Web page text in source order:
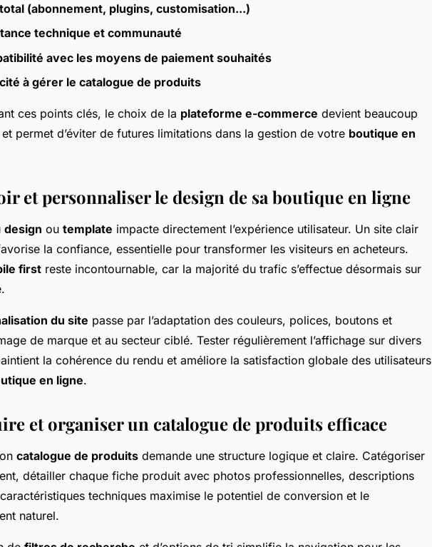
total (abonnement, plugins, customisation...)
technique et communauté
avec les moyens de paiement souhaités
à gérer le catalogue de produits
ces points clés, le choix de la plateforme e-commerce devient beaucoup
permet d’éviter de futures limitations dans la gestion de votre boutique en
et personnaliser le design de sa boutique en ligne
design ou template impacte directement l’expérience utilisateur. Un site clair
la confiance, essentielle pour transformer les visiteurs en acheteurs.
first reste incontournable, car la majorité du trafic s’effectue désormais sur
du site passe par l’adaptation des couleurs, polices, boutons et
de marque et au secteur ciblé. Tester régulièrement l’affichage sur divers
la cohérence du rendu et améliore la satisfaction globale des utilisateurs
en ligne.
et organiser un catalogue de produits efficace
catalogue de produits demande une structure logique et claire. Catégoriser
détailler chaque fiche produit avec photos professionnelles, descriptions
techniques maximise le potentiel de conversion et le
naturel.